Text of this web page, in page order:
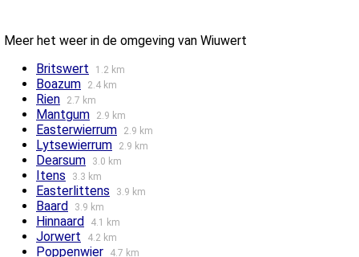
Meer het weer in de omgeving van Wiuwert
Britswert
1.2 km
Boazum 2.4 km
Rien 2.7 km
Mantgum 2.9 km
Easterwierrum 2.9 km
Lytsewierrum 2.9 km
Dearsum 3.0 km
Itens 3.3 km
Easterlittens 3.9 km
Baard 3.9 km
Hinnaard 4.1 km
Jorwert 4.2 km
Poppenwier 4.7 km